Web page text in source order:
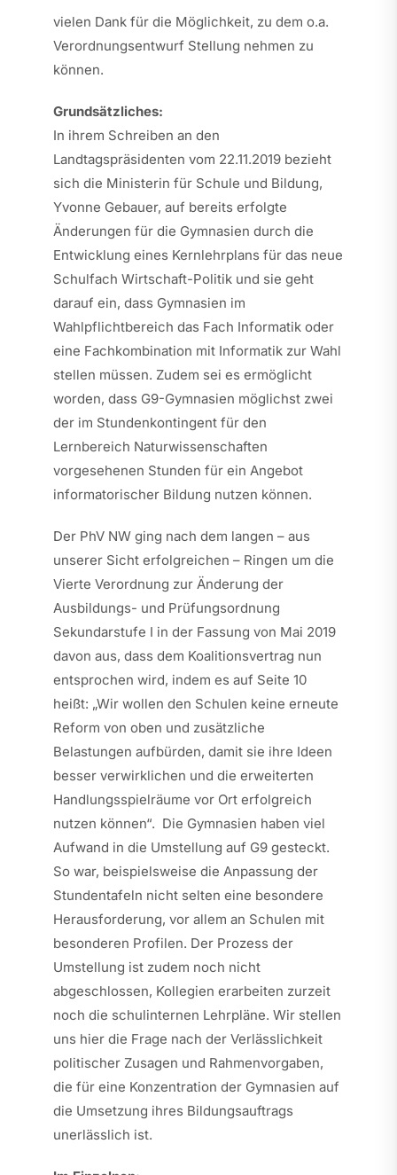
vielen Dank für die Möglichkeit, zu dem o.a.
Verordnungsentwurf Stellung nehmen zu
können.
Grundsätzliches:
In ihrem Schreiben an den
Landtagspräsidenten vom 22.11.2019 bezieht
sich die Ministerin für Schule und Bildung,
Yvonne Gebauer, auf bereits erfolgte
Änderungen für die Gymnasien durch die
Entwicklung eines Kernlehrplans für das neue
Schulfach Wirtschaft-Politik und sie geht
darauf ein, dass Gymnasien im
Wahlpflichtbereich das Fach Informatik oder
eine Fachkombination mit Informatik zur Wahl
stellen müssen. Zudem sei es ermöglicht
worden, dass G9-Gymnasien möglichst zwei
der im Stundenkontingent für den
Lernbereich Naturwissenschaften
vorgesehenen Stunden für ein Angebot
informatorischer Bildung nutzen können.
Der PhV NW ging nach dem langen – aus
unserer Sicht erfolgreichen – Ringen um die
Vierte Verordnung zur Änderung der
Ausbildungs- und Prüfungsordnung
Sekundarstufe I in der Fassung von Mai 2019
davon aus, dass dem Koalitionsvertrag nun
entsprochen wird, indem es auf Seite 10
heißt: „Wir wollen den Schulen keine erneute
Reform von oben und zusätzliche
Belastungen aufbürden, damit sie ihre Ideen
besser verwirklichen und die erweiterten
Handlungsspielräume vor Ort erfolgreich
nutzen können“. Die Gymnasien haben viel
Aufwand in die Umstellung auf G9 gesteckt.
So war, beispielsweise die Anpassung der
Stundentafeln nicht selten eine besondere
Herausforderung, vor allem an Schulen mit
besonderen Profilen. Der Prozess der
Umstellung ist zudem noch nicht
abgeschlossen, Kollegien erarbeiten zurzeit
noch die schulinternen Lehrpläne. Wir stellen
uns hier die Frage nach der Verlässlichkeit
politischer Zusagen und Rahmenvorgaben,
die für eine Konzentration der Gymnasien auf
die Umsetzung ihres Bildungsauftrags
unerlässlich ist.